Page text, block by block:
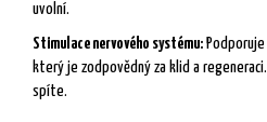
uvolní.
Stimulace nervového systému:
který je zodpovědný za klid a
spíte.